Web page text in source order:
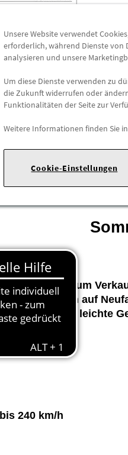
|
Zum
Reifen waren auf
können daher leichte
240 km/h
Unsere Website verwendet
erforderlich, während Dienste von
analysieren und unsere
Um diese Dienste verwenden zu
die Zukunft widerrufen oder
Funktionalitäten der Seite zur
Weitere Informationen finden Sie
Cookie-Einstellungen